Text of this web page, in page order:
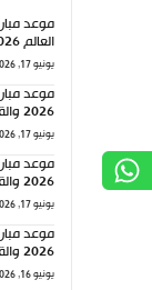
موعد
العالم 2026 والقنوات الناقلة
يونيو 17, 2026
موعد
2026 والقنوات الناقلة
يونيو 17, 2026
موعد
2026 والقنوات الناقلة
يونيو 17, 2026
موعد
2026 والقنوات الناقلة
يونيو 16, 2026